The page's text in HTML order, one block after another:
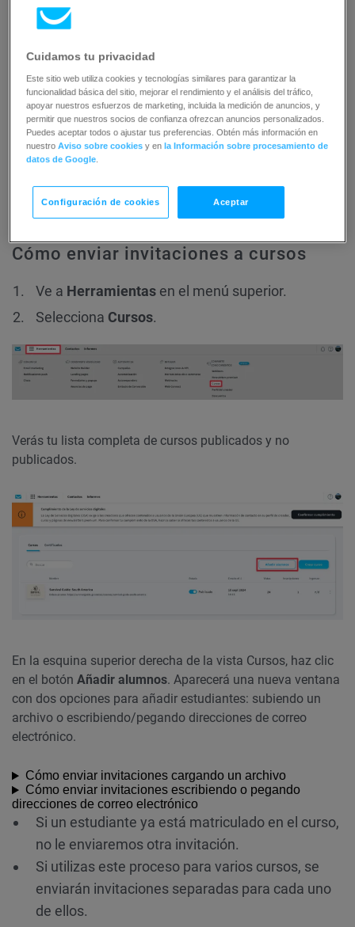
columna con direcciones de correo electrónico.
se utilizará la primera. Las cabeceras de
columna están permitidas pero serán ignoradas.
Las direcciones no válidas o mal formuladas se omitirán
automáticamente.
No se importarán nombres, etiquetas ni otros metadatos:
sólo se requieren las direcciones de correo electrónico.
Cómo enviar invitaciones a cursos
Ve a Herramientas en el menú superior.
Selecciona Cursos.
Verás tu lista completa de cursos publicados y no
publicados.
En la esquina superior derecha de la vista Cursos, haz clic
en el botón Añadir alumnos. Aparecerá una nueva ventana
con dos opciones para añadir estudiantes: subiendo un
archivo o escribiendo/pegando direcciones de correo
electrónico.
Cómo enviar invitaciones cargando un archivo
Cómo enviar invitaciones escribiendo o pegando
direcciones de correo electrónico
Si un estudiante ya está matriculado en el curso,
no le enviaremos otra invitación.
Si utilizas este proceso para varios cursos, se
enviarán invitaciones separadas para cada uno
de ellos.
Cuidamos tu privacidad
Este sitio web utiliza cookies y tecnologías similares para garantizar la
funcionalidad básica del sitio, mejorar el rendimiento y el análisis del tráfico,
apoyar nuestros esfuerzos de marketing, incluida la medición de anuncios, y
permitir que nuestros socios de confianza ofrezcan anuncios personalizados.
Puedes aceptar todos o ajustar tus preferencias. Obtén más información en
nuestroAviso sobre cookies y en la Información sobre procesamiento de
datos de Google.
Configuración de cookies Aceptar